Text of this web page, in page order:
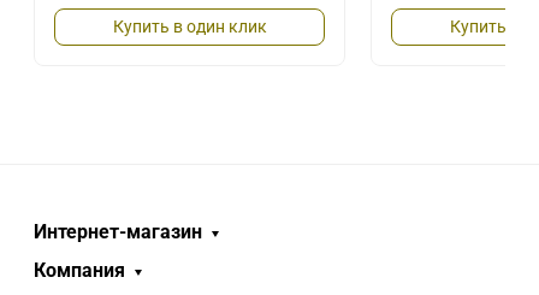
Купить в один клик Купить в
Интернет-магазин
Компания